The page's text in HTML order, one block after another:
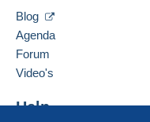
Blog
Agenda
Forum
Video's
Help